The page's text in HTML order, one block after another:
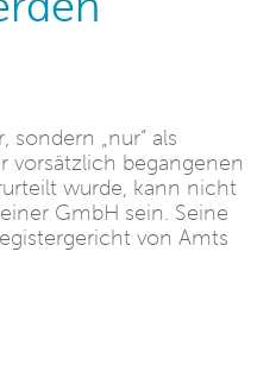
sondern „nur“ als
vorsätzlich begangenen
wurde, kann nicht
GmbH sein. Seine
von Amts